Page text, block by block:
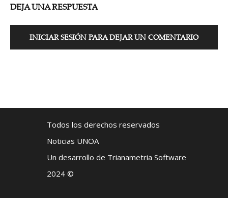
DEJA UNA RESPUESTA
INICIAR SESIÓN PARA DEJAR UN COMENTARIO
Todos los derechos reservados
Noticias UNOA
Un desarrollo de Trianametria Software
2024 ©